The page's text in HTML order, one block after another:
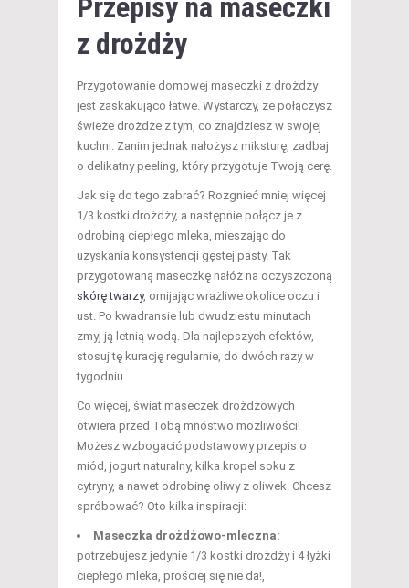
Przepisy na maseczki
z drożdży
Przygotowanie domowej maseczki z drożdży
jest zaskakująco łatwe. Wystarczy, że połączysz
świeże drożdże z tym, co znajdziesz w swojej
kuchni. Zanim jednak nałożysz miksturę, zadbaj
o delikatny peeling, który przygotuje Twoją cerę.
Jak się do tego zabrać? Rozgnieć mniej więcej
1/3 kostki drożdży, a następnie połącz je z
odrobiną ciepłego mleka, mieszając do
uzyskania konsystencji gęstej pasty. Tak
przygotowaną maseczkę nałóż na oczyszczoną
skórę twarzy, omijając wrażliwe okolice oczu i
ust. Po kwadransie lub dwudziestu minutach
zmyj ją letnią wodą. Dla najlepszych efektów,
stosuj tę kurację regularnie, do dwóch razy w
tygodniu.
Co więcej, świat maseczek drożdżowych
otwiera przed Tobą mnóstwo możliwości!
Możesz wzbogacić podstawowy przepis o
miód, jogurt naturalny, kilka kropel soku z
cytryny, a nawet odrobinę oliwy z oliwek. Chcesz
spróbować? Oto kilka inspiracji:
Maseczka drożdżowo-mleczna:
potrzebujesz jedynie 1/3 kostki drożdży i 4 łyżki
ciepłego mleka, prościej się nie da!,